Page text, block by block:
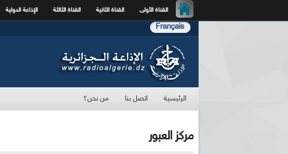
القناة الأولى القناة الثانية القناة الثالثة الإذاعة الدولية
Français
الرئيسية اتصل بنا من نحن؟
مركز العبور